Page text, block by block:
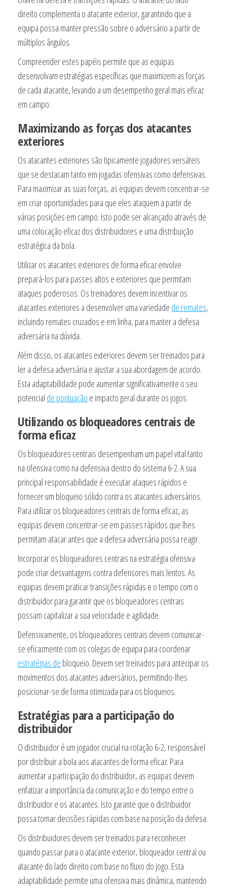
direito complementa o atacante exterior, garantindo que a
equipa possa manter pressão sobre o adversário a partir de
múltiplos ângulos.
Compreender estes papéis permite que as equipas
desenvolvam estratégias específicas que maximizem as forças
de cada atacante, levando a um desempenho geral mais eficaz
em campo.
Maximizando as forças dos atacantes
exteriores
Os atacantes exteriores são tipicamente jogadores versáteis
que se destacam tanto em jogadas ofensivas como defensivas.
Para maximizar as suas forças, as equipas devem concentrar-se
em criar oportunidades para que eles ataquem a partir de
várias posições em campo. Isto pode ser alcançado através de
uma colocação eficaz dos distribuidores e uma distribuição
estratégica da bola.
Utilizar os atacantes exteriores de forma eficaz envolve
prepará-los para passes altos e exteriores que permitam
ataques poderosos. Os treinadores devem incentivar os
atacantes exteriores a desenvolver uma variedade de remates,
incluindo remates cruzados e em linha, para manter a defesa
adversária na dúvida.
Além disso, os atacantes exteriores devem ser treinados para
ler a defesa adversária e ajustar a sua abordagem de acordo.
Esta adaptabilidade pode aumentar significativamente o seu
potencial de pontuação e impacto geral durante os jogos.
Utilizando os bloqueadores centrais de
forma eficaz
Os bloqueadores centrais desempenham um papel vital tanto
na ofensiva como na defensiva dentro do sistema 6-2. A sua
principal responsabilidade é executar ataques rápidos e
fornecer um bloqueio sólido contra os atacantes adversários.
Para utilizar os bloqueadores centrais de forma eficaz, as
equipas devem concentrar-se em passes rápidos que lhes
permitam atacar antes que a defesa adversária possa reagir.
Incorporar os bloqueadores centrais na estratégia ofensiva
pode criar desvantagens contra defensores mais lentos. As
equipas devem praticar transições rápidas e o tempo com o
distribuidor para garantir que os bloqueadores centrais
possam capitalizar a sua velocidade e agilidade.
Defensivamente, os bloqueadores centrais devem comunicar-
se eficazmente com os colegas de equipa para coordenar
estratégias de bloqueio. Devem ser treinados para antecipar os
movimentos dos atacantes adversários, permitindo-lhes
posicionar-se de forma otimizada para os bloqueios.
Estratégias para a participação do
distribuidor
O distribuidor é um jogador crucial na rotação 6-2, responsável
por distribuir a bola aos atacantes de forma eficaz. Para
aumentar a participação do distribuidor, as equipas devem
enfatizar a importância da comunicação e do tempo entre o
distribuidor e os atacantes. Isto garante que o distribuidor
possa tomar decisões rápidas com base na posição da defesa.
Os distribuidores devem ser treinados para reconhecer
quando passar para o atacante exterior, bloqueador central ou
atacante do lado direito com base no fluxo do jogo. Esta
adaptabilidade permite uma ofensiva mais dinâmica, mantendo